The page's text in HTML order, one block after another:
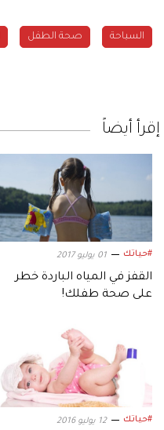
السباحة صحة الطفل
إقرأ أيضاً
#حياتك 01 يوليو 2017
القفز في المياه الباردة خطر
على صحة طفلك!
#حياتك 12 يوليو 2016